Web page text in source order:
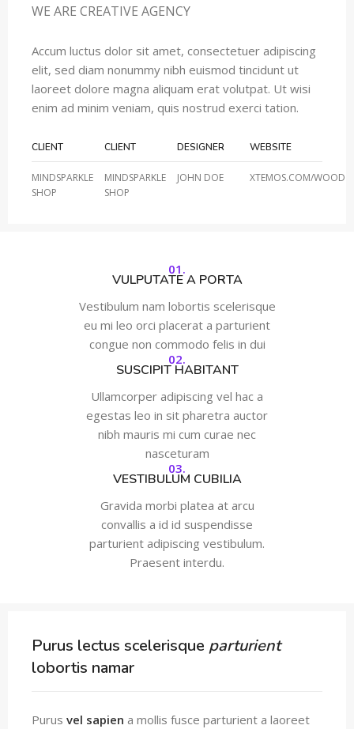
WE ARE CREATIVE AGENCY
Accum luctus dolor sit amet, consectetuer adipiscing
elit, sed diam nonummy nibh euismod tincidunt ut
laoreet dolore magna aliquam erat volutpat. Ut wisi
enim ad minim veniam, quis nostrud exerci tation.
CLIENT
MINDSPARKLE
SHOP
CLIENT
MINDSPARKLE
SHOP
DESIGNER
JOHN DOE
WEBSITE
XTEMOS.COM/WOOD
01.
VULPUTATE A PORTA
Vestibulum nam lobortis scelerisque
eu mi leo orci placerat a parturient
congue non commodo felis in dui
02.
SUSCIPIT HABITANT
Ullamcorper adipiscing vel hac a
egestas leo in sit pharetra auctor
nibh mauris mi cum curae nec
nasceturam
03.
VESTIBULUM CUBILIA
Gravida morbi platea at arcu
convallis a id id suspendisse
parturient adipiscing vestibulum.
Praesent interdu.
Purus lectus scelerisque parturient
lobortis namar
Purus vel sapien a mollis fusce parturient a laoreet